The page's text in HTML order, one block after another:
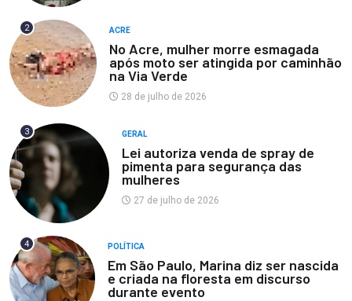
2 ACRE
No Acre, mulher morre esmagada
após moto ser atingida por caminhão
na Via Verde
28 de julho de 2026
3 GERAL
Lei autoriza venda de spray de
pimenta para segurança das
mulheres
27 de julho de 2026
4 POLÍTICA
Em São Paulo, Marina diz ser nascida
e criada na floresta em discurso
durante evento